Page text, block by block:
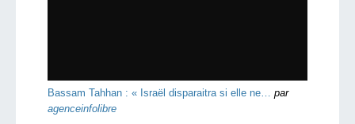
Bassam Tahhan : « Israël disparaitra si elle ne… par
agenceinfolibre